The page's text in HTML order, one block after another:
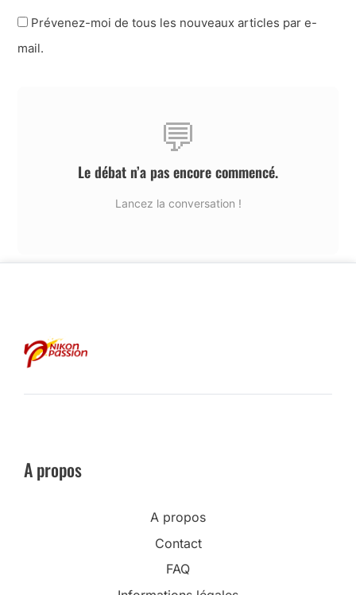
Prévenez-moi de tous les nouveaux articles par e-
mail.
💬
Le débat n’a pas encore commencé.
Lancez la conversation !
A propos
A propos
Contact
FAQ